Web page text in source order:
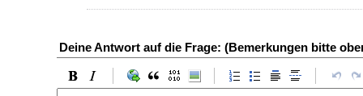
Deine Antwort auf die Frage: (Bemerkungen bitte